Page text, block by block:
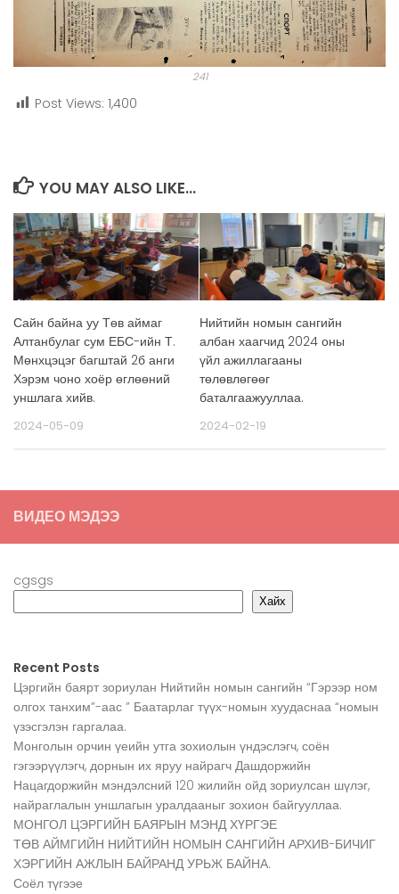
241
Post Views: 1,400
YOU MAY ALSO LIKE...
Сайн байна уу Төв аймаг
Алтанбулаг сум ЕБС-ийн Т.
Мөнхцэцэг багштай 2б анги
Хэрэм чоно хоёр өглөөний
уншлага хийв.
2024-05-09
Нийтийн номын сангийн
албан хаагчид 2024 оны
үйл ажиллагааны
төлөвлөгөөг
баталгаажууллаа.
2024-02-19
ВИДЕО МЭДЭЭ
cgsgs
Хайх
Recent Posts
Цэргийн баярт зориулан Нийтийн номын сангийн “Гэрээр ном
олгох танхим”-аас ” Баатарлаг түүх-номын хуудаснаа “номын
үзэсгэлэн гаргалаа.
Монголын орчин үеийн утга зохиолын үндэслэгч, соён
гэгээрүүлэгч, дорнын их яруу найрагч Дашдоржийн
Нацагдоржийн мэндэлсний 120 жилийн ойд зориулсан шүлэг,
найраглалын уншлагын уралдааныг зохион байгууллаа.
МОНГОЛ ЦЭРГИЙН БАЯРЫН МЭНД ХҮРГЭЕ
ТӨВ АЙМГИЙН НИЙТИЙН НОМЫН САНГИЙН АРХИВ-БИЧИГ
ХЭРГИЙН АЖЛЫН БАЙРАНД УРЬЖ БАЙНА.
Соёл түгээе